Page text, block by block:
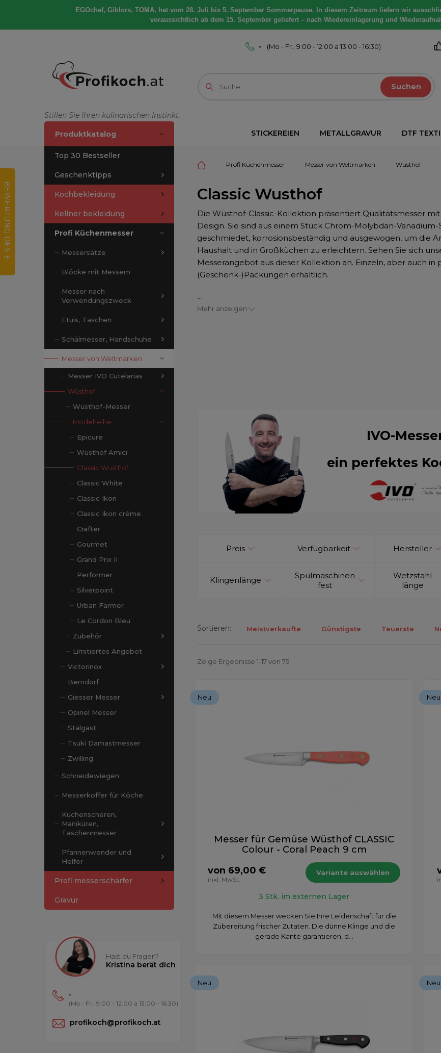
EGOchef, Giblors, TOMA, hat vom 28. Juli bis 5. September Sommerpause. In diesem Zeitraum liefern wir
voraussichtlich ab dem 15. September geliefert – nach Wiedereinlagerung und
Stillen Sie Ihren kulinarischen Instinkt.
- (Mo - Fr.: 9:00 - 12:00 a 13:00 - 16:30)
Suchen
STICKEREIEN METALLGRAVUR DTF
Produktkatalog
Top 30 Bestseller
Geschenktipps
Kochbekleidung
Kellner bekleidung
Profi Küchenmesser
Messersätze
Blöcke mit Messern
Messer nach
Verwendungszweck
Etuis, Taschen
Schälmesser, Handschuhe
Messer von Weltmarken
Messer IVO Cutelarias
Wüsthof
Wüsthof-Messer
Modelreihe
Epicure
Wüsthof Amici
Classic Wusthof
Classic White
Classic Ikon
Classic Ikon créme
Crafter
Gourmet
Grand Prix II
Performer
Silverpoint
Urban Farmer
Le Cordon Bleu
Zubehör
Limitiertes Angebot
Victorinox
Berndorf
Giesser Messer
Opinel Messer
Stalgast
Tsuki Damastmesser
Zwilling
Schneidewiegen
Messerkoffer für Köche
Küchenscheren,
Maniküren,
Taschenmesser
Pfannenwender und
Helfer
Profi messerschärfer
Gravur
Hast du Fragen?
Kristina berät dich
-
(Mo - Fr.: 9:00 - 12:00 a 13:00 - 16:30)
profikoch@profikoch.at
Profi Küchenmesser Messer von Weltmarken Wüsthof
Classic Wusthof
Die Wüsthof-Classic-Kollektion präsentiert Qualitätsmesser
Design. Sie sind aus einem Stück Chrom-Molybdän-Vanadium-
geschmiedet, korrosionsbeständig und ausgewogen, um die
Haushalt und in Großküchen zu erleichtern. Sehen Sie sich
Messerangebot aus dieser Kollektion an. Einzeln, aber auch in
(Geschenk-)Packungen erhältlich.
...
Mehr anzeigen
IVO-
ein perfektes
Preis Verfügbarkeit Hersteller
Klingenlänge
Spülmaschinen
fest
Wetzstahl
länge
Sortieren: Meistverkaufte Günstigste Teuerste
Zeige Ergebnisse 1-17 von 75.
Neu
Messer für Gemüse Wüsthof CLASSIC
Colour - Coral Peach 9 cm
von 69,00 €
inkl. MwSt.
Variante auswählen
3 Stk. im externen Lager
Mit diesem Messer wecken Sie Ihre Leidenschaft für die
Zubereitung frischer Zutaten. Die dünne Klinge und die
gerade Kante garantieren, d...
Neu
Neu Neu
B
E
W
E
R
T
U
N
G
D
E
S
E
-
H
O
P